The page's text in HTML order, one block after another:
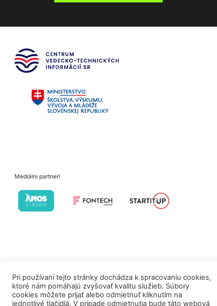
Mediálni partneri
Pri používaní tejto stránky dochádza k spracovaniu cookies,
ktoré nám pomáhajú zvyšovať kvalitu služieb. Súbory
cookies môžete prijať alebo odmietnuť kliknutím na
jednotlivé tlačidlá. V prípade odmietnutia bude táto webová